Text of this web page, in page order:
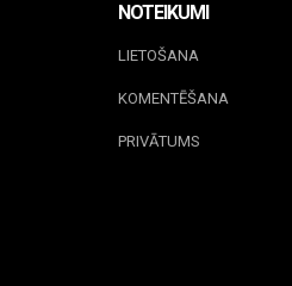
NOTEIKUMI
LIETOŠANA
KOMENTĒŠANA
PRIVĀTUMS